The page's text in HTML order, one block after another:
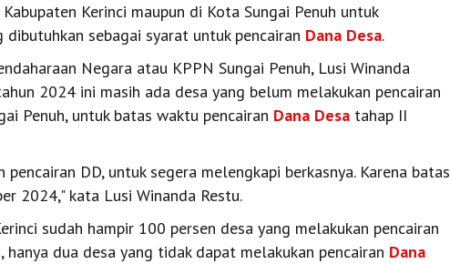
Kerinci maupun di Kota Sungai Penuh untuk
sebagai syarat untuk pencairan Dana Desa.
Negara atau KPPN Sungai Penuh, Lusi Winanda
2024 ini masih ada desa yang belum melakukan pencairan
Penuh, untuk batas waktu pencairan Dana Desa tahap II
DD, untuk segera melengkapi berkasnya. Karena batas
2024," kata Lusi Winanda Restu.
sudah hampir 100 persen desa yang melakukan pencairan
dua desa yang tidak dapat melakukan pencairan Dana